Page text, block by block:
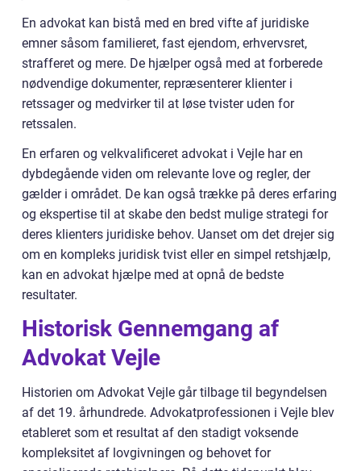
En advokat kan bistå med en bred vifte af juridiske
emner såsom familieret, fast ejendom, erhvervsret,
strafferet og mere. De hjælper også med at forberede
nødvendige dokumenter, repræsenterer klienter i
retssager og medvirker til at løse tvister uden for
retssalen.
En erfaren og velkvalificeret advokat i Vejle har en
dybdegående viden om relevante love og regler, der
gælder i området. De kan også trække på deres erfaring
og ekspertise til at skabe den bedst mulige strategi for
deres klienters juridiske behov. Uanset om det drejer sig
om en kompleks juridisk tvist eller en simpel retshjælp,
kan en advokat hjælpe med at opnå de bedste
resultater.
Historisk Gennemgang af
Advokat Vejle
Historien om Advokat Vejle går tilbage til begyndelsen
af det 19. århundrede. Advokatprofessionen i Vejle blev
etableret som et resultat af den stadigt voksende
kompleksitet af lovgivningen og behovet for